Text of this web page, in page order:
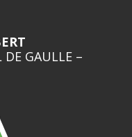
DE GAULLE –